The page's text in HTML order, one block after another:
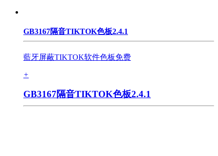
GB3167隔音TIKTOK色板2.4.1
藍牙屏蔽TIKTOK软件色板免费
+
GB3167隔音TIKTOK色板2.4.1